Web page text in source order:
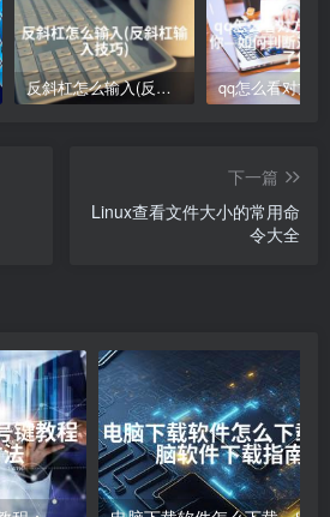
反斜杠怎么输入(反斜杠输入技巧)
下一篇
Linux查看文件大小的常用命
令大全